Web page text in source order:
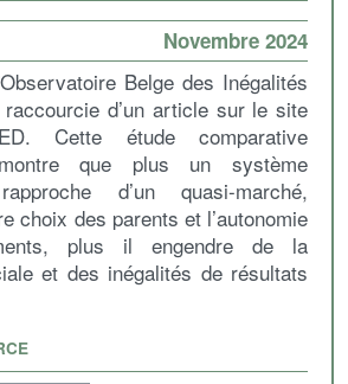
Novembre 2024
Belge des Inégalités
d’un article sur le site
Cette étude comparative
montre que plus un système
d’un quasi-marché,
choix des parents et l’autonomie
plus il engendre de la
et des inégalités de résultats